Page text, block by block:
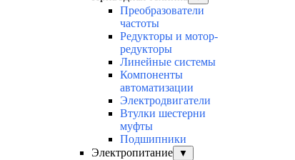
Преобразователи
частоты
Редукторы и мотор-
редукторы
Линейные системы
Компоненты
автоматизации
Электродвигатели
Втулки шестерни
муфты
Подшипники
Электропитание
▼